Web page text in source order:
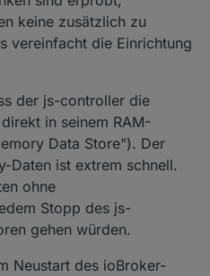
keine zusätzlich zu
vereinfacht die Einrichtung
der js-controller die
in seinem RAM-
Data Store"). Der
Daten ist extrem schnell.
ohne
Stopp des js-
gehen würden.
Neustart des ioBroker-